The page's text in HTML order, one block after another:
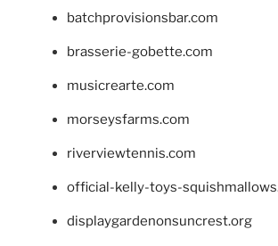
batchprovisionsbar.com
brasserie-gobette.com
musicrearte.com
morseysfarms.com
riverviewtennis.com
official-kelly-toys-
displaygardenonsuncrest.org